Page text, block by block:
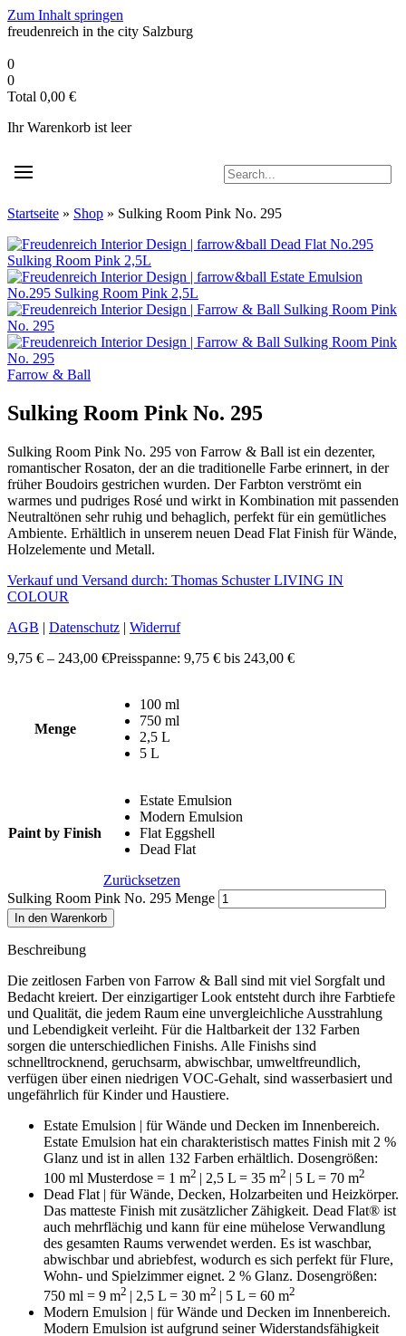
Zum Inhalt springen
freudenreich in the city Salzburg
0
0
Total 0,00 €
Ihr Warenkorb ist leer
Startseite » Shop » Sulking Room Pink No. 295
Farrow & Ball
Sulking Room Pink No. 295
Sulking Room Pink No. 295 von Farrow & Ball ist ein dezenter,
romantischer Rosaton, der an die traditionelle Farbe erinnert, in der
früher Boudoirs gestrichen wurden. Der Farbton verströmt ein
warmes und pudriges Rosé und wirkt in Kombination mit passenden
Neutraltönen sehr ruhig und behaglich, perfekt für ein gemütliches
Ambiente. Erhältlich in unserem neuen Dead Flat Finish für Wände,
Holzelemente und Metall.
Verkauf und Versand durch: Thomas Schuster LIVING IN
COLOUR
AGB | Datenschutz | Widerruf
9,75 € – 243,00 €Preisspanne: 9,75 € bis 243,00 €
Menge
100 ml
750 ml
2,5 L
5 L
Paint by Finish
Estate Emulsion
Modern Emulsion
Flat Eggshell
Dead Flat
Zurücksetzen
Sulking Room Pink No. 295 Menge
In den Warenkorb
Beschreibung
Die zeitlosen Farben von Farrow & Ball sind mit viel Sorgfalt und
Bedacht kreiert. Der einzigartiger Look entsteht durch ihre Farbtiefe
und Qualität, die jedem Raum eine unvergleichliche Ausstrahlung
und Lebendigkeit verleiht. Für die Haltbarkeit der 132 Farben
sorgen die unterschiedlichen Finishs. Alle Finishs sind
schnelltrocknend, geruchsarm, abwischbar, umweltfreundlich,
verfügen über einen niedrigen VOC-Gehalt, sind wasserbasiert und
ungefährlich für Kinder und Haustiere.
Estate Emulsion | für Wände und Decken im Innenbereich.
Estate Emulsion hat ein charakteristisch mattes Finish mit 2 %
Glanz und ist in allen 132 Farben erhältlich. Dosengrößen:
100 ml Musterdose = 1 m2 | 2,5 L = 35 m2 | 5 L = 70 m2
Dead Flat | für Wände, Decken, Holzarbeiten und Heizkörper.
Das matteste Finish mit zusätzlicher Zähigkeit. Dead Flat® ist
auch mehrflächig und kann für eine mühelose Verwandlung
des gesamten Raums verwendet werden. Es ist waschbar,
abwischbar und abriebfest, wodurch es sich perfekt für Flure,
Wohn- und Spielzimmer eignet. 2 % Glanz. Dosengrößen:
750 ml = 9 m2 | 2,5 L = 30 m2 | 5 L = 60 m2
Modern Emulsion | für Wände und Decken im Innenbereich.
Modern Emulsion ist aufgrund seiner Widerstandsfähigkeit